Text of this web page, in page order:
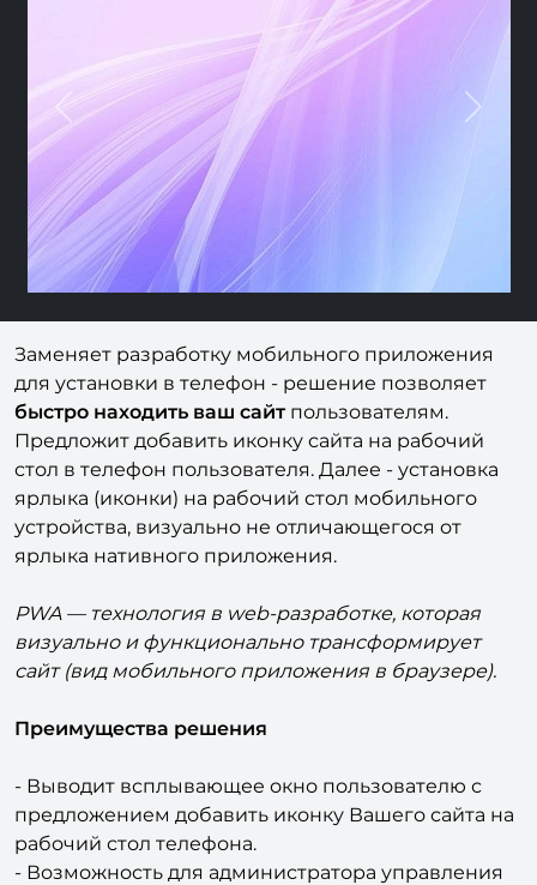
Previous
Заменяет разработку мобильного приложения
для установки в телефон - решение позволяет
быстро находить ваш сайтпользователям.
Предложит добавить иконку сайта на рабочий
стол в телефон пользователя. Далее - установка
ярлыка (иконки) на рабочий стол мобильного
устройства, визуально не отличающегося от
PWA — технология в web-разработке, которая
визуально и функционально трансформирует
- Выводит всплывающее окно пользователю с
предложением добавить иконку Вашего сайта на